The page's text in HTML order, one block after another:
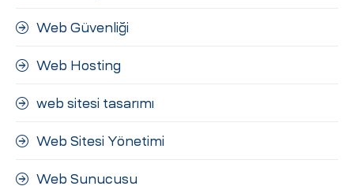
Web Güvenliği
Web Hosting
web sitesi tasarımı
Web Sitesi Yönetimi
Web Sunucusu